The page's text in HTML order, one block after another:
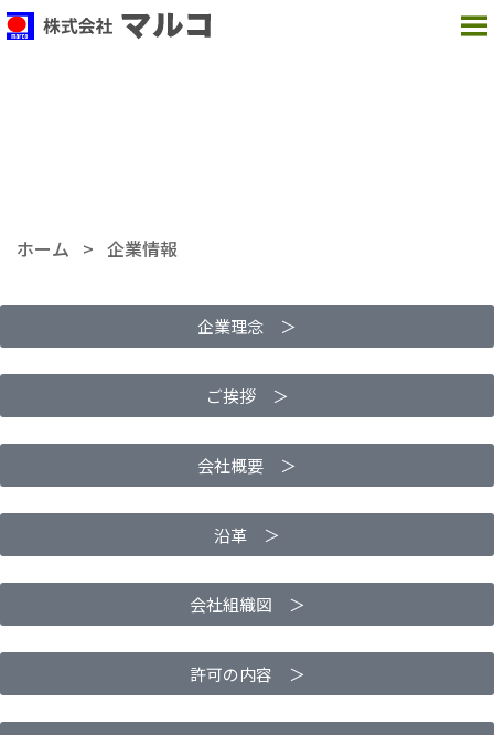
ホーム > 企業情報
企業理念 ＞
ご挨拶 ＞
会社概要 ＞
沿革 ＞
会社組織図 ＞
許可の内容 ＞